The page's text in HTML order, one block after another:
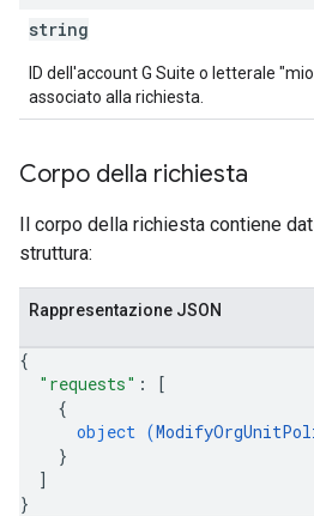
string
ID dell'account G Suite o letterale
associato alla richiesta.
Corpo della richiesta
Il corpo della richiesta contiene
struttura:
Rappresentazione JSON
{
"requests" :
[
{
object (
}
]
}